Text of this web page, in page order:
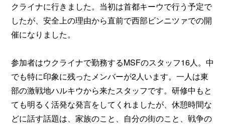
クライナに行きました。当初は首都キーウで行う予定で
したが、安全上の理由から直前で西部ビンニツァでの開
催になりました。
参加者はウクライナで勤務するMSFのスタッフ16人。中
でも特に印象に残ったメンバーが2人います。一人は東
部の激戦地ハルキウから来たスタッフです。研修中もと
ても明るく活発な発言をしてくれましたが、休憩時間な
どに話す話題は、家族のこと、自分の街のこと、戦争の